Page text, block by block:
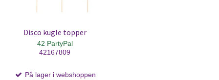
Disco kugle topper
42 PartyPal
42167809
På lager i webshoppen